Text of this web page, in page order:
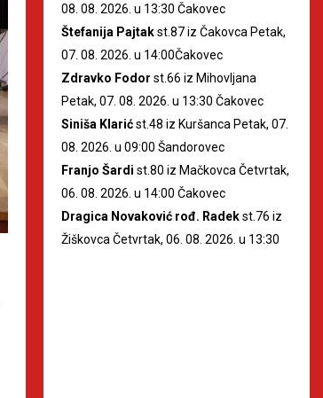
08. 08. 2026. u 13:30 Čakovec
Štefanija Pajtakst.87 iz Čakovca Petak,
07. 08. 2026. u 14:00Čakovec
Zdravko Fodor st.66 iz Mihovljana
Petak, 07. 08. 2026. u 13:30 Čakovec
Siniša Klarićst.48 iz Kuršanca Petak, 07.
08. 2026. u 09:00 Šandorovec
Franjo Šardi st.80 iz Mačkovca Četvrtak,
06. 08. 2026. u 14:00 Čakovec
Dragica Novaković rođ. Radekst.76 iz
Žiškovca Četvrtak, 06. 08. 2026. u 13:30